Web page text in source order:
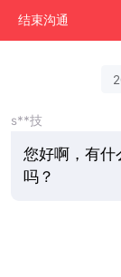
结束沟通
s**技
您好啊，有什
吗？